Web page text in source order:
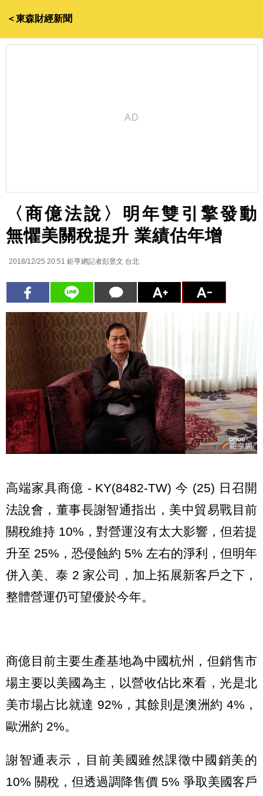
＜東森財經新聞
〈商億法說〉明年雙引擎發動
無懼美關稅提升 業績估年增
2018/12/25 20:51 鉅亨網記者彭昱文 台北
高端家具商億 - KY(8482-TW) 今 (25) 日召開
法說會，董事長謝智通指出，美中貿易戰目前
關稅維持 10%，對營運沒有太大影響，但若提
升至 25%，恐侵蝕約 5% 左右的淨利，但明年
併入美、泰 2 家公司，加上拓展新客戶之下，
整體營運仍可望優於今年。
商億目前主要生產基地為中國杭州，但銷售市
場主要以美國為主，以營收佔比來看，光是北
美市場占比就達 92%，其餘則是澳洲約 4%，
歐洲約 2%。
謝智通表示，目前美國雖然課徵中國銷美的
10% 關稅，但透過調降售價 5% 爭取美國客戶